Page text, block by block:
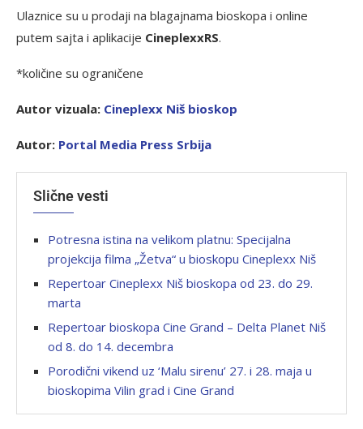
Ulaznice su u prodaji na blagajnama bioskopa i online
putem sajta i aplikacije CineplexxRS.
*količine su ograničene
Autor vizuala: Cineplexx Niš bioskop
Autor: Portal Media Press Srbija
Slične vesti
Potresna istina na velikom platnu: Specijalna
projekcija filma „Žetva“ u bioskopu Cineplexx Niš
Repertoar Cineplexx Niš bioskopa od 23. do 29.
marta
Repertoar bioskopa Cine Grand – Delta Planet Niš
od 8. do 14. decembra
Porodični vikend uz ‘Malu sirenu’ 27. i 28. maja u
bioskopima Vilin grad i Cine Grand